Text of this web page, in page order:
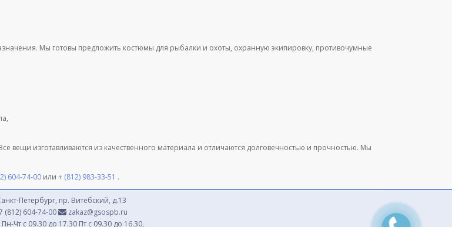
Мы готовы предложить костюмы для рыбалки и охоты, охранную экипировку, противочумные
вещи изготавливаются из качественного материала и отличаются долговечностью и прочностью. Мы
604-74-00 или + (812) 983-33-51 .
Петербург, пр. Витебский, д.13
(812) 604-74-00
zakaz@gsospb.ru
Чт с 09.30 до 17.30 Пт с 09.30 до 16.30,